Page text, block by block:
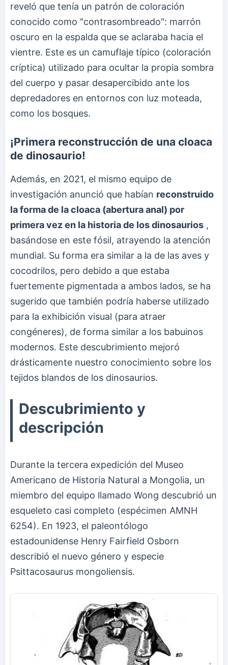
reveló que tenía un patrón de coloración
conocido como "contrasombreado": marrón
oscuro en la espalda que se aclaraba hacia el
vientre. Este es un camuflaje típico (coloración
críptica) utilizado para ocultar la propia sombra
del cuerpo y pasar desapercibido ante los
depredadores en entornos con luz moteada,
como los bosques.
¡Primera reconstrucción de una cloaca
de dinosaurio!
Además, en 2021, el mismo equipo de
investigación anunció que habían reconstruido
la forma de la cloaca (abertura anal) por
primera vez en la historia de los dinosaurios ,
basándose en este fósil, atrayendo la atención
mundial. Su forma era similar a la de las aves y
cocodrilos, pero debido a que estaba
fuertemente pigmentada a ambos lados, se ha
sugerido que también podría haberse utilizado
para la exhibición visual (para atraer
congéneres), de forma similar a los babuinos
modernos. Este descubrimiento mejoró
drásticamente nuestro conocimiento sobre los
tejidos blandos de los dinosaurios.
Descubrimiento y
descripción
Durante la tercera expedición del Museo
Americano de Historia Natural a Mongolia, un
miembro del equipo llamado Wong descubrió un
esqueleto casi completo (espécimen AMNH
6254). En 1923, el paleontólogo
estadounidense Henry Fairfield Osborn
describió el nuevo género y especie
Psittacosaurus mongoliensis.